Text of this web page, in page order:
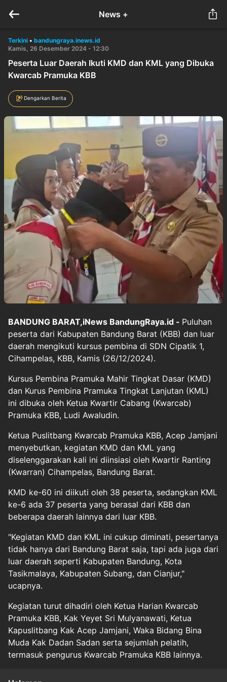
News +
Terkini • bandungraya.inews.id
Kamis, 26 Desember 2024 - 12:30
Peserta Luar Daerah Ikuti KMD dan KML yang Dibuka
Kwarcab Pramuka KBB
Dengarkan Berita
BANDUNG BARAT,iNews BandungRaya.id - Puluhan
peserta dari Kabupaten Bandung Barat (KBB) dan luar
daerah mengikuti kursus pembina di SDN Cipatik 1,
Cihampelas, KBB, Kamis (26/12/2024).
Kursus Pembina Pramuka Mahir Tingkat Dasar (KMD)
dan Kurus Pembina Pramuka Tingkat Lanjutan (KML)
ini dibuka oleh Ketua Kwartir Cabang (Kwarcab)
Pramuka KBB, Ludi Awaludin.
Ketua Puslitbang Kwarcab Pramuka KBB, Acep Jamjani
menyebutkan, kegiatan KMD dan KML yang
diselenggarakan kali ini diinsiasi oleh Kwartir Ranting
(Kwarran) Cihampelas, Bandung Barat.
KMD ke-60 ini diikuti oleh 38 peserta, sedangkan KML
ke-6 ada 37 peserta yang berasal dari KBB dan
beberapa daerah lainnya dari luar KBB.
"Kegiatan KMD dan KML ini cukup diminati, pesertanya
tidak hanya dari Bandung Barat saja, tapi ada juga dari
luar daerah seperti Kabupaten Bandung, Kota
Tasikmalaya, Kabupaten Subang, dan Cianjur,"
ucapnya.
Kegiatan turut dihadiri oleh Ketua Harian Kwarcab
Pramuka KBB, Kak Yeyet Sri Mulyanawati, Ketua
Kapuslitbang Kak Acep Jamjani, Waka Bidang Bina
Muda Kak Dadan Sadan serta sejumlah pelatih,
termasuk pengurus Kwarcab Pramuka KBB lainnya.